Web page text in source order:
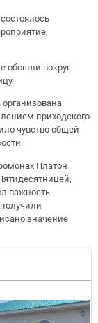
обошли вокруг
приходского
чувство общей
Платон
важность
значение